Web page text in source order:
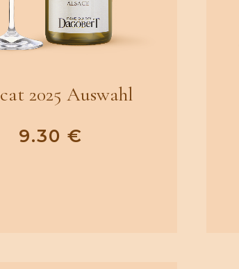
2025 Auswahl
9.30 €